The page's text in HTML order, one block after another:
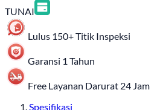
TUNAI
Lulus 150+ Titik Inspeksi
Garansi 1 Tahun
Free Layanan Darurat 24 Jam
Spesifikasi